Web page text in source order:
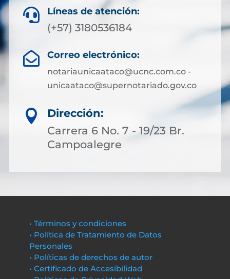
 Líneas de atención:
(+57) 3180536184
 Correo electrónico:
notariaunicaataco@ucnc.com.co -
unicaataco@supernotariado.gov.co

Dirección:
Carrera 6 No. 7 - 19/23 Br.
Campoalegre
• Términos y condiciones
• Política de Tratamiento de Datos
Personales
• Políticas de derechos de autor
• Certificado de Accesibilidad